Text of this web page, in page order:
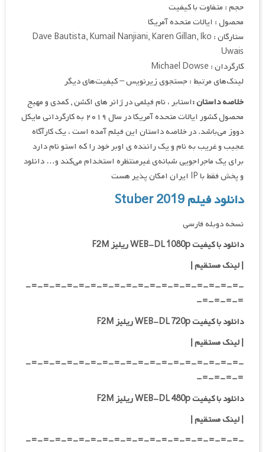
حجم : متفاوت با کیفیت
محصول : ایالات متحده آمریکا
ستارگان : Dave Bautista, Kumail Nanjiani, Karen Gillan, Iko
Uwais
کارگردان : Michael Dowse
لینک‌های مرتبط : جستجوی زیرنویس – کیفیت‌های دیگر
خلاصه داستان :استابر ، نام فیلمی در ژانر های اکشن , کمدی و مهیج
محصول کشور ایالات متحده آمریکا در سال ۲۰۱۹ به کارگردانی مایکل
دووز می‌باشد. در خلاصه داستان این فیلم آمده است ، یک کارآگاه
عجیب و غریب به نام و یک راننده‌ ی اوبر خود را که استو نام دارد
برای یک ماجراجویی شبانه‌ی غیرمنتظره استخدام می‌کند و… دانلود
و پخش فقط با IP ایران امکان پذیر هست
دانلود فیلم Stuber 2019
نسخه دوبله فارسی
دانلود با کیفیت WEB-DL 1080p ریلیز F2M
|لینک مستقیم|
-=-=-=-=-=-=-=-=-=-=-=-=-=-=-=-=-=-=-
=-=-=-=-
دانلود با کیفیت WEB-DL 720p ریلیز F2M
|لینک مستقیم|
-=-=-=-=-=-=-=-=-=-=-=-=-=-=-=-=-=-=-
=-=-=-=-
دانلود با کیفیت WEB-DL 480p ریلیز F2M
|لینک مستقیم|
-=-=-=-=-=-=-=-=-=-=-=-=-=-=-=-=-=-=-